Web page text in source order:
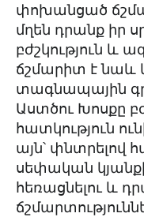
փոխանցած
մղեն դրանք իր
բժշկություն և
ճշմարիտ է նաև
տագնապային
Աստծու Խոսքը
հատկություն
այն՝ փնտրելով
սեփական
հեռացնելու և